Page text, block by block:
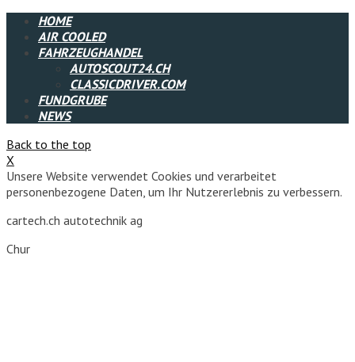
HOME
AIR COOLED
FAHRZEUGHANDEL
AUTOSCOUT24.CH
CLASSICDRIVER.COM
FUNDGRUBE
NEWS
Back to the top
X
Unsere Website verwendet Cookies und verarbeitet
personenbezogene Daten, um Ihr Nutzererlebnis zu verbessern.
cartech.ch autotechnik ag
Chur